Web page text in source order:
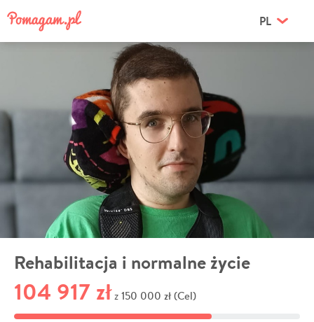
PL
Rehabilitacja i normalne życie
104 917 zł z 150 000 zł (Cel)